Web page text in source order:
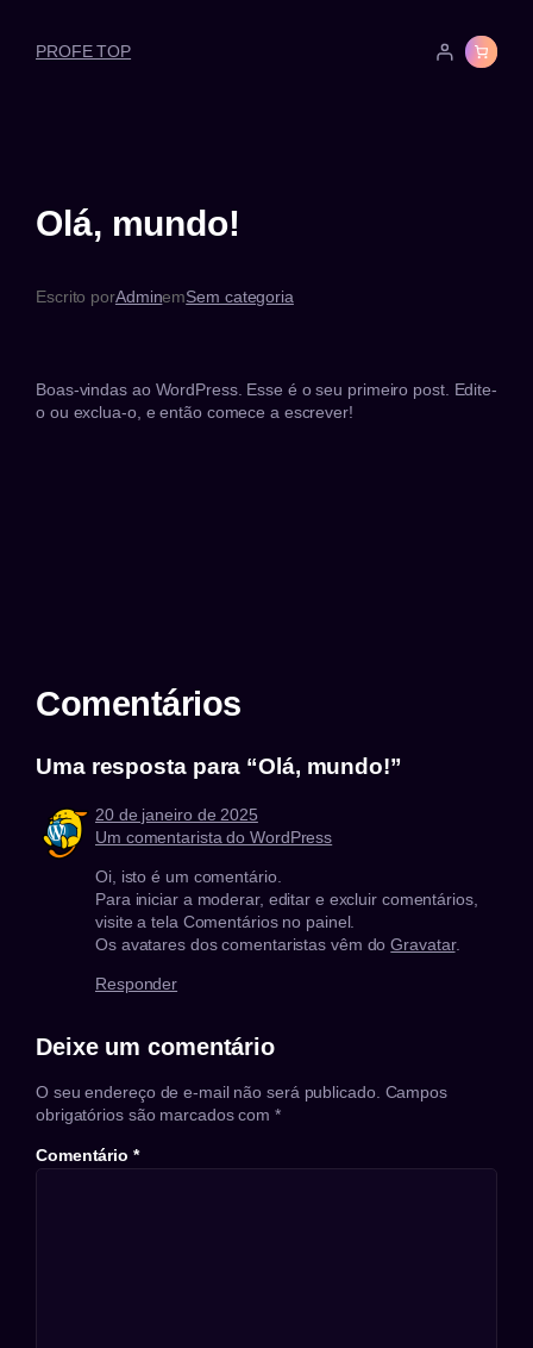
PROFE TOP
Olá, mundo!
Escrito porAdminemSem categoria
Boas-vindas ao WordPress. Esse é o seu primeiro post. Edite-
o ou exclua-o, e então comece a escrever!
Comentários
Uma resposta para “Olá, mundo!”
20 de janeiro de 2025
Um comentarista do WordPress
Oi, isto é um comentário.
Para iniciar a moderar, editar e excluir comentários,
visite a tela Comentários no painel.
Os avatares dos comentaristas vêm doGravatar.
Responder
Deixe um comentário
O seu endereço de e-mail não será publicado. Campos
obrigatórios são marcados com *
Comentário *